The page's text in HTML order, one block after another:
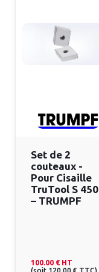
Set de 2
couteaux -
Pour Cisaille
TruTool S 450
– TRUMPF
100.00 € HT